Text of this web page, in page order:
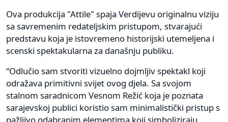
Ova produkcija "Attile" spaja Verdijevu originalnu viziju
sa savremenim redateljskim pristupom, stvarajući
predstavu koja je istovremeno historijski utemeljena i
scenski spektakularna za današnju publiku.
“Odlučio sam stvoriti vizuelno dojmljiv spektakl koji
odražava primitivni svijet ovog djela. Sa svojom
stalnom saradnicom Vesnom Režić koja je poznata
sarajevskoj publici koristio sam minimalistički pristup s
pažljivo odabranim elementima koji simboliziraju